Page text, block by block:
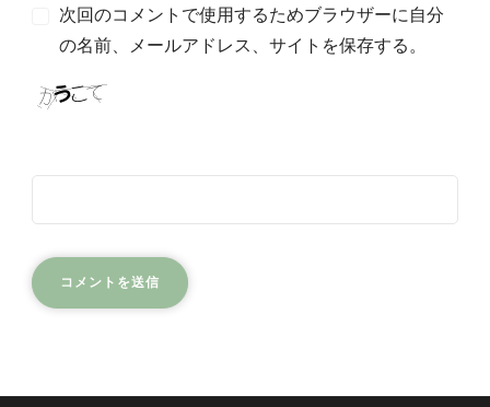
次回のコメントで使用するためブラウザーに自分
の名前、メールアドレス、サイトを保存する。